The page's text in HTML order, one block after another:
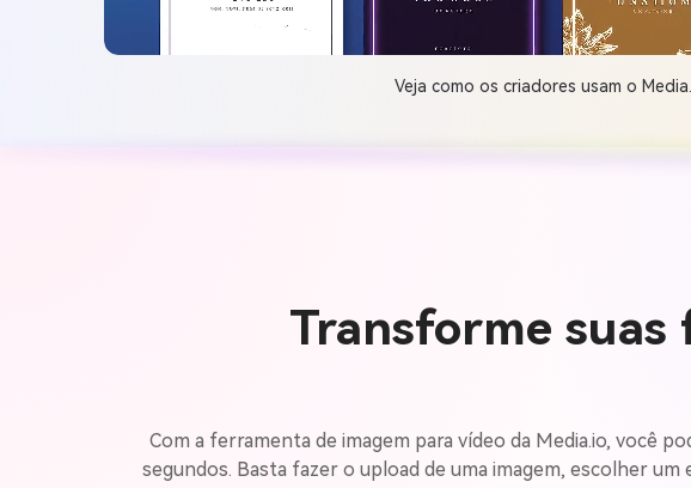
Veja como os criadores usam o
Transforme
Com a ferramenta de imagem para vídeo da Media.io, você
segundos. Basta fazer o upload de uma imagem, escolher